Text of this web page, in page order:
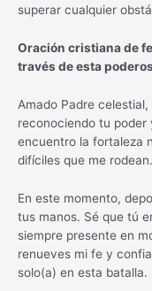
superar cualquier
Oración cristiana de
través de esta
Amado Padre
reconociendo tu poder
encuentro la fortaleza
difíciles que me rodean.
En este momento,
tus manos. Sé que tú
siempre presente en
renueves mi fe y
solo(a) en esta batalla.